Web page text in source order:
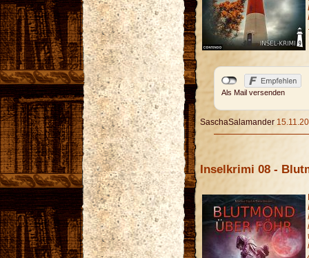
Als Mail versenden
SaschaSalamander
Inselkrimi 08 -